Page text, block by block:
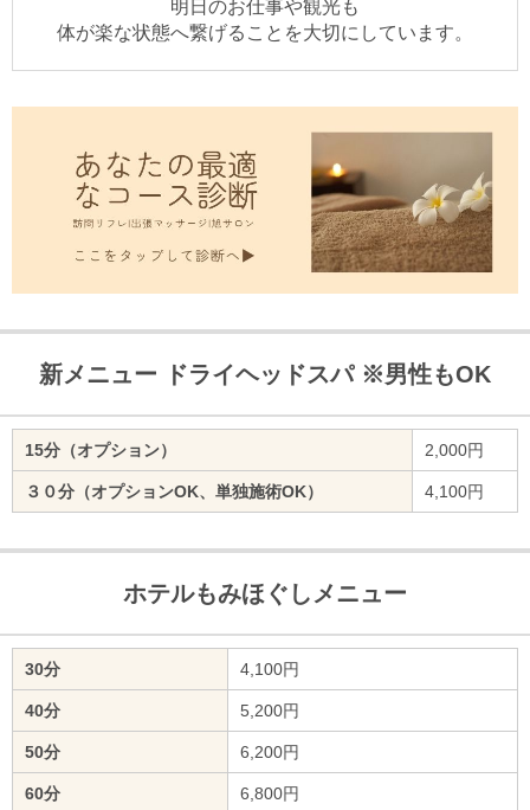
明日のお仕事や観光も
体が楽な状態へ繋げることを大切にしています。
新メニュー ドライヘッドスパ ※男性もOK
15分（オプション） 2,000円
３０分（オプションOK、単独施術OK） 4,100円
ホテルもみほぐしメニュー
30分 4,100円
40分 5,200円
50分 6,200円
60分 6,800円